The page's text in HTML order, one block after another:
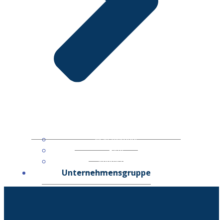
Management
Blog
Impressum
Unternehmensgruppe